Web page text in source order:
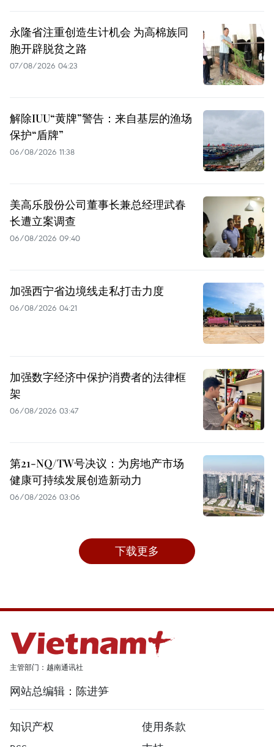
永隆省注重创造生计机会 为高棉族同
胞开辟脱贫之路
07/08/2026 04:23
解除IUU“黄牌”警告：来自基层的渔场
保护“盾牌”
06/08/2026 11:38
美高乐股份公司董事长兼总经理武春
长遭立案调查
06/08/2026 09:40
加强西宁省边境线走私打击力度
06/08/2026 04:21
加强数字经济中保护消费者的法律框
架
06/08/2026 03:47
第21-NQ/TW号决议：为房地产市场
健康可持续发展创造新动力
06/08/2026 03:06
下载更多
主管部门：越南通讯社
网站总编辑：陈进笋
知识产权
使用条款